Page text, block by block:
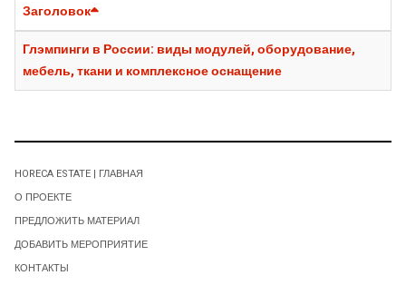
Заголовок
Глэмпинги в России: виды модулей, оборудование,
мебель, ткани и комплексное оснащение
HORECA ESTATE | ГЛАВНАЯ
О ПРОЕКТЕ
ПРЕДЛОЖИТЬ МАТЕРИАЛ
ДОБАВИТЬ МЕРОПРИЯТИЕ
КОНТАКТЫ